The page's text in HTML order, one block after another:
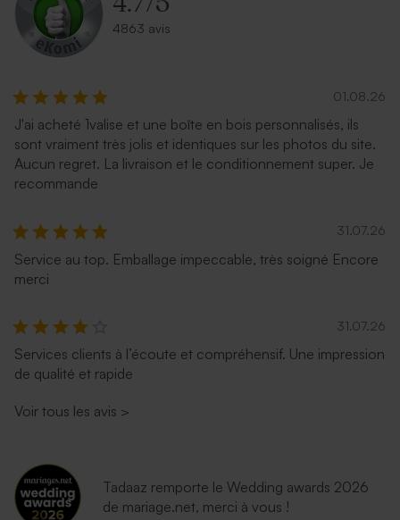
4863 avis
01.08.26
J'ai acheté 1valise et une boîte en bois personnalisés, ils
sont vraiment très jolis et identiques sur les photos du site.
Aucun regret. La livraison et le conditionnement super. Je
recommande
31.07.26
Service au top. Emballage impeccable, très soigné Encore
merci
31.07.26
Services clients à l’écoute et compréhensif. Une impression
de qualité et rapide
Voir tous les avis >
Tadaaz remporte le Wedding awards 2026
de mariage.net, merci à vous !